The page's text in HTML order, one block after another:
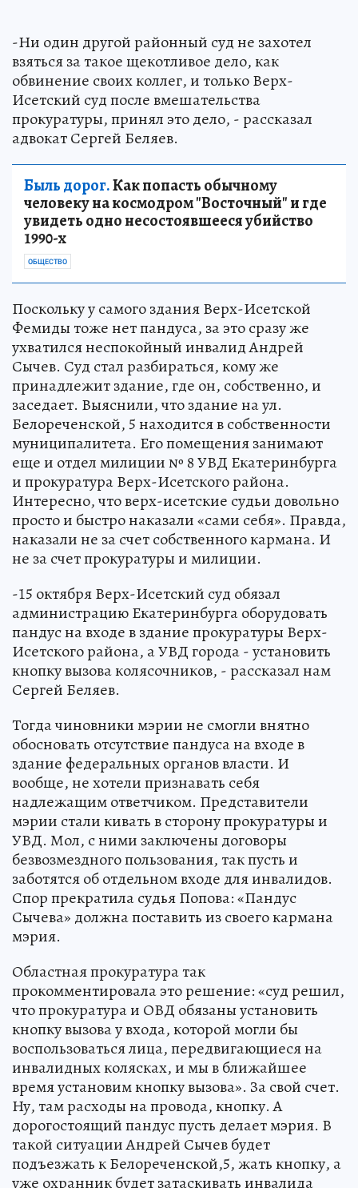
-Ни один другой районный суд не захотел
взяться за такое щекотливое дело, как
обвинение своих коллег, и только Верх-
Исетский суд после вмешательства
прокуратуры, принял это дело, - рассказал
адвокат Сергей Беляев.
Быль дорог.Как попасть обычному
человеку на космодром "Восточный" и где
увидеть одно несостоявшееся убийство
1990-х
ОБЩЕСТВО
Поскольку у самого здания Верх-Исетской
Фемиды тоже нет пандуса, за это сразу же
ухватился неспокойный инвалид Андрей
Сычев. Суд стал разбираться, кому же
принадлежит здание, где он, собственно, и
заседает. Выяснили, что здание на ул.
Белореченской, 5 находится в собственности
муниципалитета. Его помещения занимают
еще и отдел милиции № 8 УВД Екатеринбурга
и прокуратура Верх-Исетского района.
Интересно, что верх-исетские судьи довольно
просто и быстро наказали «сами себя». Правда,
наказали не за счет собственного кармана. И
не за счет прокуратуры и милиции.
-15 октября Верх-Исетский суд обязал
администрацию Екатеринбурга оборудовать
пандус на входе в здание прокуратуры Верх-
Исетского района, а УВД города - установить
кнопку вызова колясочников, - рассказал нам
Сергей Беляев.
Тогда чиновники мэрии не смогли внятно
обосновать отсутствие пандуса на входе в
здание федеральных органов власти. И
вообще, не хотели признавать себя
надлежащим ответчиком. Представители
мэрии стали кивать в сторону прокуратуры и
УВД. Мол, с ними заключены договоры
безвозмездного пользования, так пусть и
заботятся об отдельном входе для инвалидов.
Спор прекратила судья Попова: «Пандус
Сычева» должна поставить из своего кармана
мэрия.
Областная прокуратура так
прокомментировала это решение: «суд решил,
что прокуратура и ОВД обязаны установить
кнопку вызова у входа, которой могли бы
воспользоваться лица, передвигающиеся на
инвалидных колясках, и мы в ближайшее
время установим кнопку вызова». За свой счет.
Ну, там расходы на провода, кнопку. А
дорогостоящий пандус пусть делает мэрия. В
такой ситуации Андрей Сычев будет
подъезжать к Белореченской,5, жать кнопку, а
уже охранник будет затаскивать инвалида